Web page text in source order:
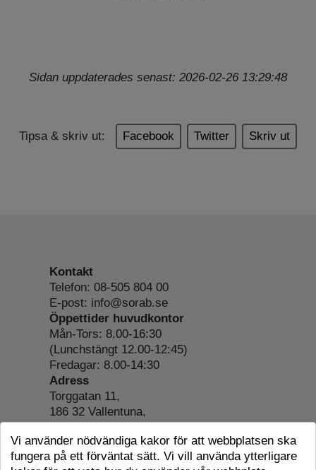
Sidan uppdaterades senast: 2026-02-26 13:29:48
Tipsa & skriv ut: Facebook Twitter Skriv ut
Kontakt
Telefon: 08-505 804 00
E-post: info@sorab.se
Öppettider huvudkontor
Mån-Tors: 8.00-16:30
(Lunchstängt 12.00-12:45)
Fredagar: 8.00-14:30
Adress
Torggatan 11,
186 32 Vallentuna,
Org.nr: 556197-4022
Om webbplatsen
Tillgänglighetsredogörelse
Vi använder nödvändiga kakor för att webbplatsen ska
fungera på ett förväntat sätt. Vi vill använda ytterligare